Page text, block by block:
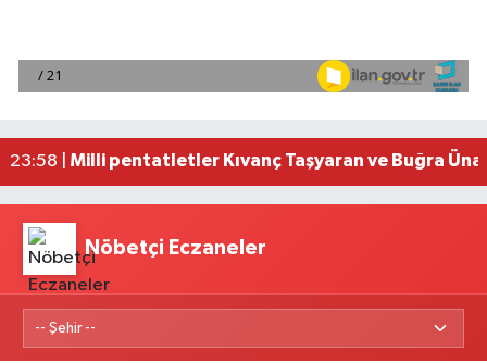
00:39 |
Mersin'de uyuşturucu operasyonunda 190
23:58 | Milli pentatletler Kıvanç Taşyaran ve Buğra
Nöbetçi Eczaneler